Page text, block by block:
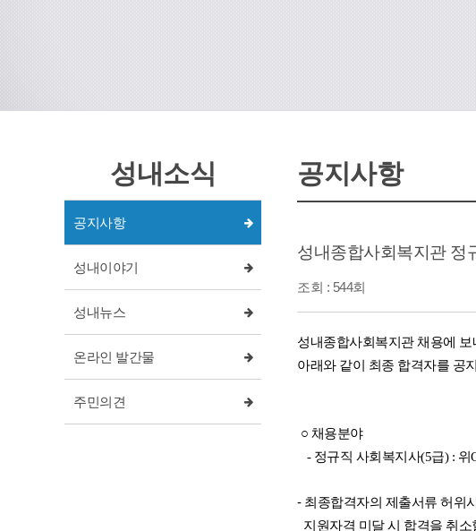
성내소식
공지사항
성내이야기
성내뉴스
온라인 발간물
주민의견
공지사항
성내종합사회복지관 정
조회 : 544회
성내종합사회 복지관 채용에
아래와 같이 최종 합격자를 공
○ 채용분야
- 정규직 사회복지사(5급) : 위
- 최종합격자의 제출서류 허위
지원자격 미달 시 합격을 취소